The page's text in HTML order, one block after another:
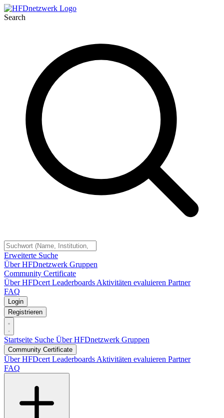
Search
Erweiterte Suche
Über HFDnetzwerk Gruppen
Community Certificate
Über HFDcert Leaderboards Aktivitäten evaluieren Partner
FAQ
Login
Registrieren
Startseite Suche Über HFDnetzwerk Gruppen
Community Certificate
Über HFDcert Leaderboards Aktivitäten evaluieren Partner
FAQ